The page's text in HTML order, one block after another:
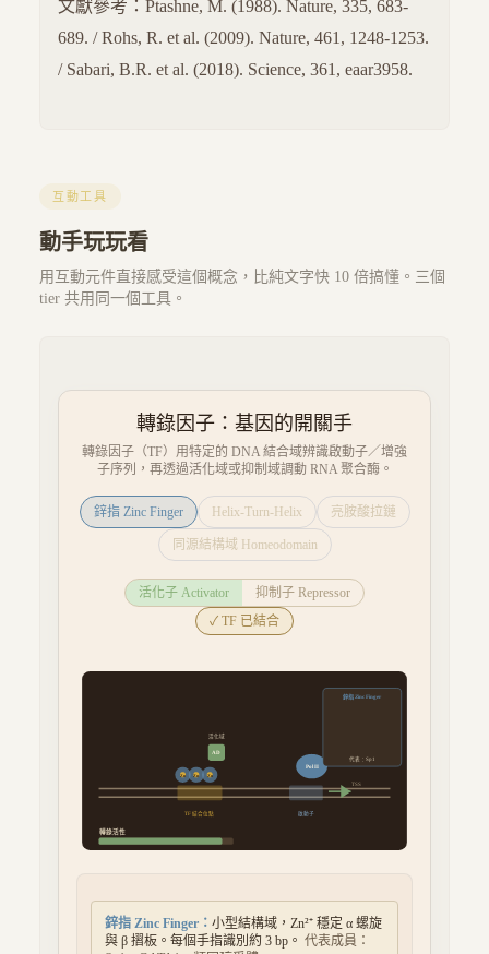
文獻參考：Ptashne, M. (1988). Nature, 335, 683-
689. / Rohs, R. et al. (2009). Nature, 461, 1248-1253.
/ Sabari, B.R. et al. (2018). Science, 361, eaar3958.
互動工具
動手玩玩看
用互動元件直接感受這個概念，比純文字快 10 倍搞懂。三個
tier 共用同一個工具。
轉錄因子：基因的開關手
轉錄因子（TF）用特定的 DNA 結合域辨識啟動子／增強
子序列，再透過活化域或抑制域調動 RNA 聚合酶。
鋅指 Zinc Finger Helix-Turn-Helix 亮胺酸拉鏈
同源結構域 Homeodomain
活化子 Activator
抑制子 Repressor
✓ TF 已結合
TF 結合位點 啟動子
TSS
Zn Zn Zn
AD
活化域
Pol II
轉錄活性
鋅指 Zinc Finger
代表： Sp1
鋅指 Zinc Finger ： 小型結構域，Zn²⁺ 穩定 α 螺旋
與 β 摺板。每個手指識別約 3 bp。 代表成員：